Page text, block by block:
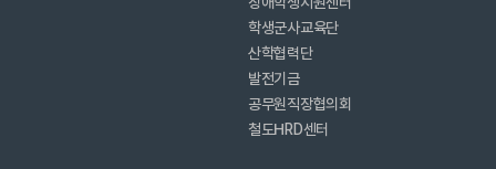
학생군사교육단
산학협력단
발전기금
공무원직장협의회
철도HRD센터